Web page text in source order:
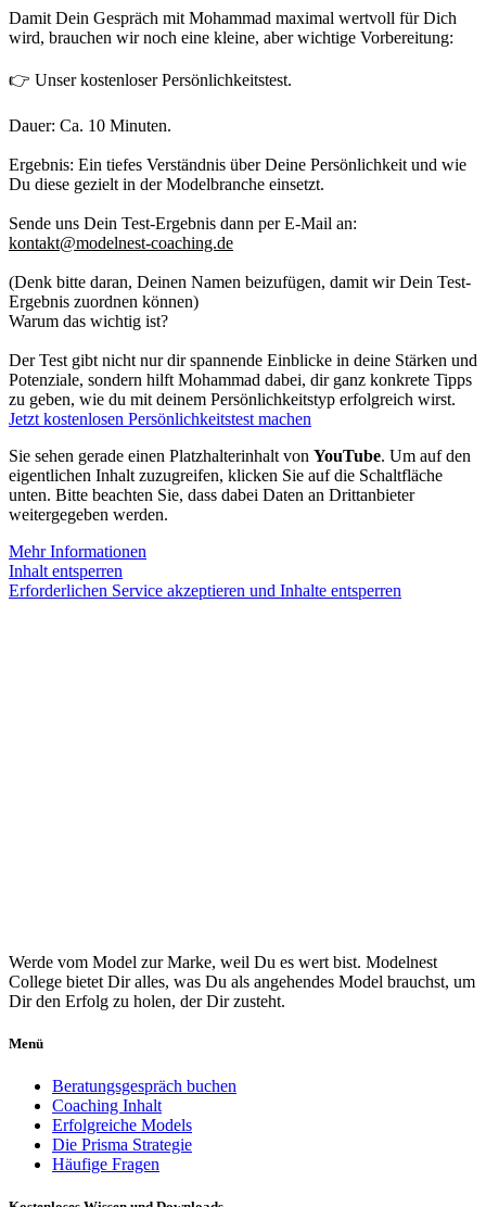
Damit Dein Gespräch mit Mohammad maximal wertvoll für Dich
wird, brauchen wir noch eine kleine, aber wichtige Vorbereitung:
👉 Unser kostenloser Persönlichkeitstest.
Dauer: Ca. 10 Minuten.
Ergebnis: Ein tiefes Verständnis über Deine Persönlichkeit und wie
Du diese gezielt in der Modelbranche einsetzt.
Sende uns Dein Test-Ergebnis dann per E-Mail an:
kontakt@modelnest-coaching.de
(Denk bitte daran, Deinen Namen beizufügen, damit wir Dein Test-
Ergebnis zuordnen können)
Warum das wichtig ist?
Der Test gibt nicht nur dir spannende Einblicke in deine Stärken und
Potenziale, sondern hilft Mohammad dabei, dir ganz konkrete Tipps
zu geben, wie du mit deinem Persönlichkeitstyp erfolgreich wirst.
Jetzt kostenlosen Persönlichkeitstest machen
Sie sehen gerade einen Platzhalterinhalt von YouTube. Um auf den
eigentlichen Inhalt zuzugreifen, klicken Sie auf die Schaltfläche
unten. Bitte beachten Sie, dass dabei Daten an Drittanbieter
weitergegeben werden.
Mehr Informationen
Inhalt entsperren
Erforderlichen Service akzeptieren und Inhalte entsperren
Werde vom Model zur Marke, weil Du es wert bist. Modelnest
College bietet Dir alles, was Du als angehendes Model brauchst, um
Dir den Erfolg zu holen, der Dir zusteht.
Menü
Beratungsgespräch buchen
Coaching Inhalt
Erfolgreiche Models
Die Prisma Strategie
Häufige Fragen